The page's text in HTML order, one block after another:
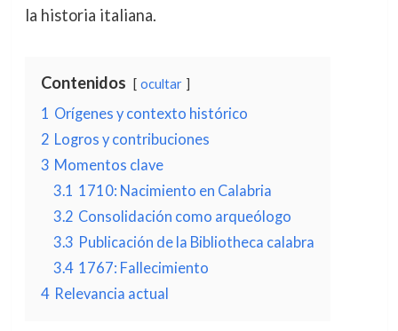
la historia italiana.
Contenidos ocultar
1 Orígenes y contexto histórico
2 Logros y contribuciones
3 Momentos clave
3.1 1710: Nacimiento en Calabria
3.2 Consolidación como arqueólogo
3.3 Publicación de la Bibliotheca calabra
3.4 1767: Fallecimiento
4 Relevancia actual